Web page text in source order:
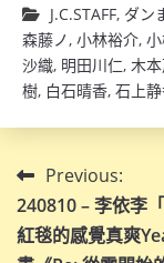
J.C.STAFF, ダン
森藤ノ, 小林裕介,
沙織, 明田川仁, 木
樹, 白石晴香, 石上
文
章
Previous:
240810 – 李依李
紅毯的感覺真爽